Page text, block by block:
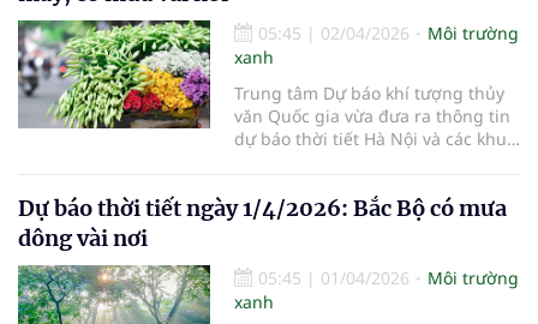
05:45 | 02/04/2026
Môi trường
xanh
Trung tâm Dự báo khí tượng thủy
văn Quốc gia vừa đưa ra thông tin
dự báo thời tiết Hà Nội và các khu
Dự báo thời tiết ngày 1/4/2026: Bắc Bộ có mưa
dông vài nơi
05:45 | 01/04/2026
Môi trường
xanh